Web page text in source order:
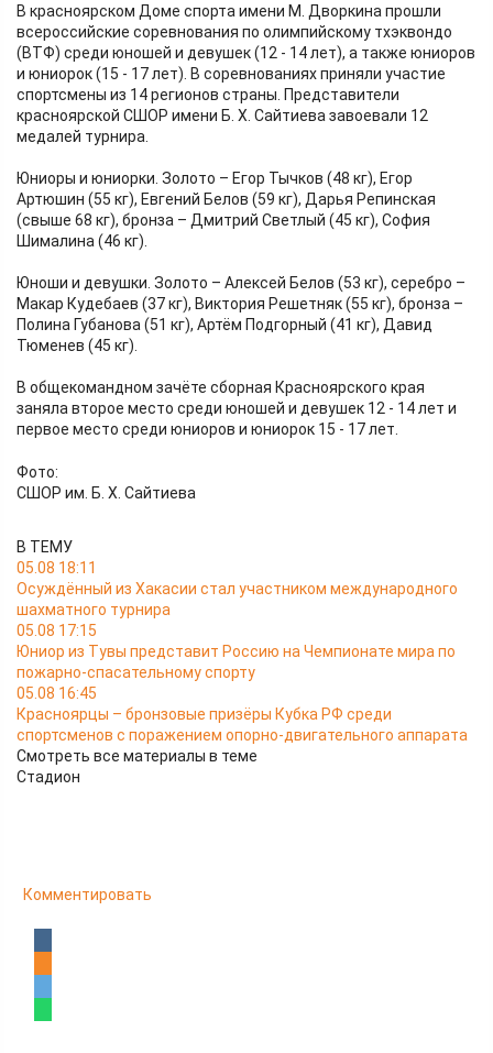
В красноярском Доме спорта имени М. Дворкина прошли
всероссийские соревнования по олимпийскому тхэквондо
(ВТФ) среди юношей и девушек (12 - 14 лет), а также юниоров
и юниорок (15 - 17 лет). В соревнованиях приняли участие
спортсмены из 14 регионов страны. Представители
красноярской СШОР имени Б. Х. Сайтиева завоевали 12
медалей турнира.
Юниоры и юниорки. Золото – Егор Тычков (48 кг), Егор
Артюшин (55 кг), Евгений Белов (59 кг), Дарья Репинская
(свыше 68 кг), бронза – Дмитрий Светлый (45 кг), София
Шималина (46 кг).
Юноши и девушки. Золото – Алексей Белов (53 кг), серебро –
Макар Кудебаев (37 кг), Виктория Решетняк (55 кг), бронза –
Полина Губанова (51 кг), Артём Подгорный (41 кг), Давид
Тюменев (45 кг).
В общекомандном зачёте сборная Красноярского края
заняла второе место среди юношей и девушек 12 - 14 лет и
первое место среди юниоров и юниорок 15 - 17 лет.
Фото:
СШОР им. Б. Х. Сайтиева
В ТЕМУ
05.08 18:11
Осуждённый из Хакасии стал участником международного
шахматного турнира
05.08 17:15
Юниор из Тувы представит Россию на Чемпионате мира по
пожарно-спасательному спорту
05.08 16:45
Красноярцы – бронзовые призёры Кубка РФ среди
спортсменов с поражением опорно-двигательного аппарата
Смотреть все материалы в теме
Стадион
Комментировать